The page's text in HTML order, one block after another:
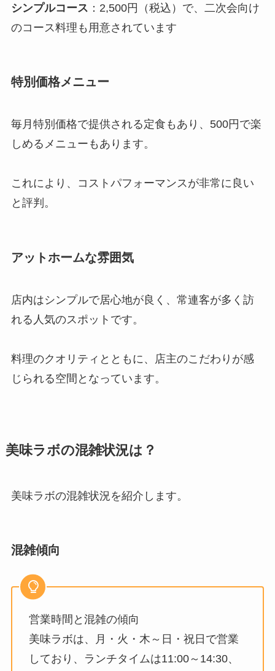
シンプルコース ：2,500円（税込）で、二次会向け
のコース料理も用意されています
特別価格メニュー
毎月特別価格で提供される定食もあり、500円で楽
しめるメニューもあります。
これにより、コストパフォーマンスが非常に良い
と評判。
アットホームな雰囲気
店内はシンプルで居心地が良く、常連客が多く訪
れる人気のスポットです。
料理のクオリティとともに、店主のこだわりが感
じられる空間となっています。
美味ラボの混雑状況は？
美味ラボの混雑状況を紹介します。
混雑傾向
営業時間と混雑の傾向
美味ラボは、月・火・木～日・祝日で営業
しており、ランチタイムは11:00～14:30、